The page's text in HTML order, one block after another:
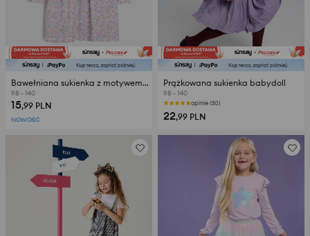
Bawełniana sukienka z motywem kwiatowym
98 - 140
15,99 PLN
NOWOŚĆ
Prążkowana sukienka babydoll
98 - 140
opinie (30)
22,99 PLN